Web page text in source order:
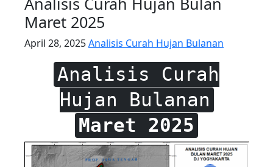
Maret 2025
April 28, 2025Analisis Curah Hujan Bulanan
Analisis Curah
Hujan Bulanan
Maret 2025